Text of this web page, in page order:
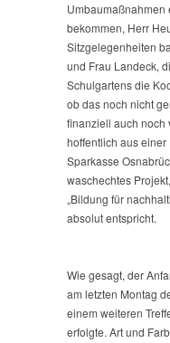
bekommen, Herr
Sitzgelegenheiten
und Frau Landeck,
Schulgartens die
ob das noch nicht
finanziell auch noch
hoffentlich aus
Sparkasse
waschechtes
„Bildung für
absolut entspricht.
Wie gesagt, der
am letzten Montag
einem weiteren
erfolgte. Art und